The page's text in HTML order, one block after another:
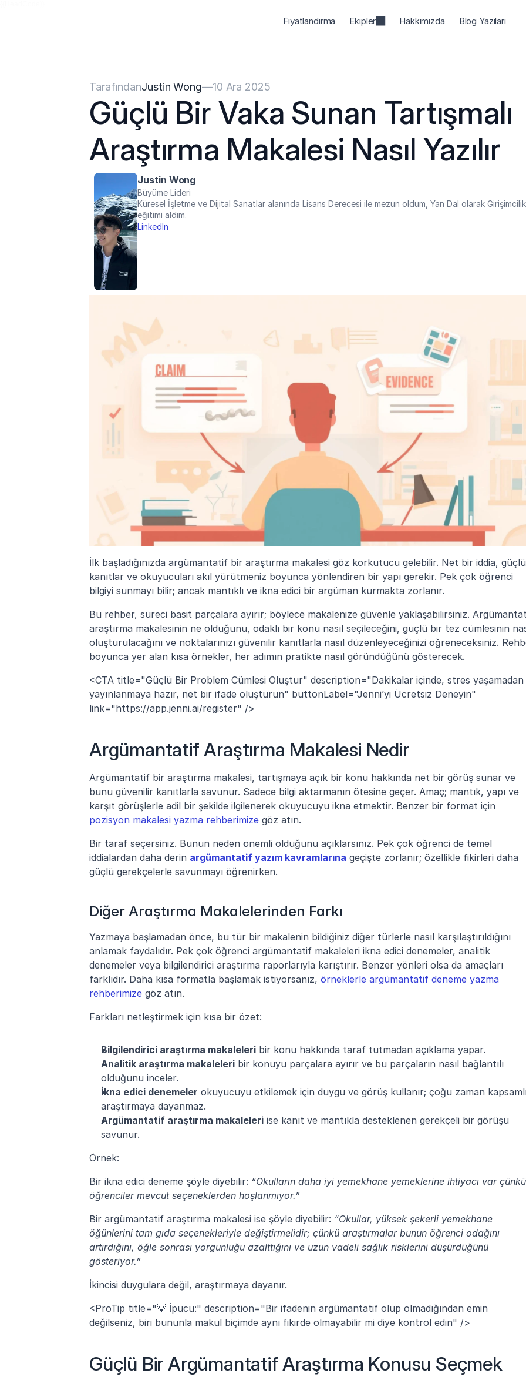
Fiyatlandırma Ekipler Hakkımızda Blog Yazıları
TarafındanJustin Wong—10 Ara 2025
Güçlü Bir Vaka Sunan Tartışmalı
Araştırma Makalesi Nasıl Yazılır
Justin Wong
Büyüme Lideri
Küresel İşletme ve Dijital Sanatlar alanında Lisans Derecesi ile mezun oldum, Yan Dal olarak Girişimcilik
eğitimi aldım.
LinkedIn
İlk başladığınızda argümantatif bir araştırma makalesi göz korkutucu gelebilir. Net bir iddia, güçlü
kanıtlar ve okuyucuları akıl yürütmeniz boyunca yönlendiren bir yapı gerekir. Pek çok öğrenci
bilgiyi sunmayı bilir; ancak mantıklı ve ikna edici bir argüman kurmakta zorlanır.
Bu rehber, süreci basit parçalara ayırır; böylece makalenize güvenle yaklaşabilirsiniz.
araştırma makalesinin ne olduğunu, odaklı bir konu nasıl seçileceğini, güçlü bir tez cümlesinin
oluşturulacağını ve noktalarınızı güvenilir kanıtlarla nasıl düzenleyeceğinizi öğreneceksiniz.
boyunca yer alan kısa örnekler, her adımın pratikte nasıl göründüğünü gösterecek.
<CTA title="Güçlü Bir Problem Cümlesi Oluştur" description="Dakikalar içinde, stres yaşamadan
yayınlanmaya hazır, net bir ifade oluşturun" buttonLabel="Jenni’yi Ücretsiz Deneyin"
link="https://app.jenni.ai/register" />
Argümantatif Araştırma Makalesi Nedir
Argümantatif bir araştırma makalesi, tartışmaya açık bir konu hakkında net bir görüş sunar ve
bunu güvenilir kanıtlarla savunur. Sadece bilgi aktarmanın ötesine geçer. Amaç; mantık, yapı ve
pozisyon makalesi yazma rehberimize göz atın.
Bir taraf seçersiniz. Bunun neden önemli olduğunu açıklarsınız. Pek çok öğrenci de temel
iddialardan daha derin argümantatif yazım kavramlarına geçişte zorlanır; özellikle fikirleri daha
güçlü gerekçelerle savunmayı öğrenirken.
Diğer Araştırma Makalelerinden Farkı
Yazmaya başlamadan önce, bu tür bir makalenin bildiğiniz diğer türlerle nasıl karşılaştırıldığını
anlamak faydalıdır. Pek çok öğrenci argümantatif makaleleri ikna edici denemeler, analitik
denemeler veya bilgilendirici araştırma raporlarıyla karıştırır. Benzer yönleri olsa da amaçları
farklıdır. Daha kısa formatla başlamak istiyorsanız, örneklerle argümantatif deneme yazma
rehberimize göz atın.
Farkları netleştirmek için kısa bir özet:
Bilgilendirici araştırma makaleleri bir konu hakkında taraf tutmadan açıklama yapar.
Analitik araştırma makaleleri bir konuyu parçalara ayırır ve bu parçaların nasıl bağlantılı
olduğunu inceler.
İkna edici denemeler okuyucuyu etkilemek için duygu ve görüş kullanır; çoğu zaman
araştırmaya dayanmaz.
Argümantatif araştırma makaleleri ise kanıt ve mantıkla desteklenen gerekçeli bir görüşü
savunur.
Örnek:
Bir ikna edici deneme şöyle diyebilir: “Okulların daha iyi yemekhane yemeklerine ihtiyacı var çünkü
öğrenciler mevcut seçeneklerden hoşlanmıyor.”
Bir argümantatif araştırma makalesi ise şöyle diyebilir: “Okullar, yüksek şekerli yemekhane
öğünlerini tam gıda seçenekleriyle değiştirmelidir; çünkü araştırmalar bunun öğrenci odağını
artırdığını, öğle sonrası yorgunluğu azalttığını ve uzun vadeli sağlık risklerini düşürdüğünü
gösteriyor.”
İkincisi duygulara değil, araştırmaya dayanır.
<ProTip title="💡 İpucu:" description="Bir ifadenin argümantatif olup olmadığından emin
değilseniz, biri bununla makul biçimde aynı fikirde olmayabilir mi diye kontrol edin" />
Güçlü Bir Argümantatif Araştırma Konusu Seçmek